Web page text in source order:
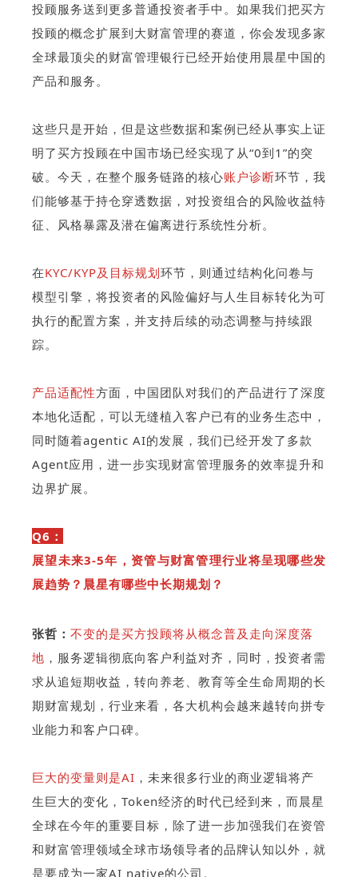
投顾服务送到更多普通投资者手中。如果我们把买方
投顾的概念扩展到大财富管理的赛道，你会发现多家
全球最顶尖的财富管理银行已经开始使用晨星中国的
产品和服务。
这些只是开始，但是这些数据和案例已经从事实上证
明了买方投顾在中国市场已经实现了从“0到1”的突
破。今天，在整个服务链路的核心账户诊断环节，我
们能够基于持仓穿透数据，对投资组合的风险收益特
征、风格暴露及潜在偏离进行系统性分析。
在KYC/KYP及目标规划环节，则通过结构化问卷与
模型引擎，将投资者的风险偏好与人生目标转化为可
执行的配置方案，并支持后续的动态调整与持续跟
踪。
产品适配性方面，中国团队对我们的产品进行了深度
本地化适配，可以无缝植入客户已有的业务生态中，
同时随着agentic AI的发展，我们已经开发了多款
Agent应用，进一步实现财富管理服务的效率提升和
边界扩展。
Q6：
展望未来3-5年，资管与财富管理行业将呈现哪些发
展趋势？晨星有哪些中长期规划？
张哲： 不变的是买方投顾将从概念普及走向深度落
地 ，服务逻辑彻底向客户利益对齐，同时，投资者需
求从追短期收益，转向养老、教育等全生命周期的长
期财富规划，行业来看，各大机构会越来越转向拼专
业能力和客户口碑。
巨大的变量则是AI ，未来很多行业的商业逻辑将产
生巨大的变化，Token经济的时代已经到来，而晨星
全球在今年的重要目标，除了进一步加强我们在资管
和财富管理领域全球市场领导者的品牌认知以外，就
是要成为一家AI native的公司。